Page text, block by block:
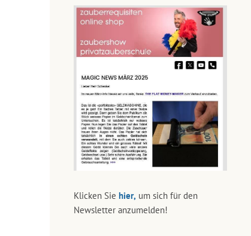
Klicken Sie hier, um sich für den
Newsletter anzumelden!